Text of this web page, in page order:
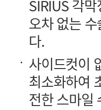
다.
전한 스마일